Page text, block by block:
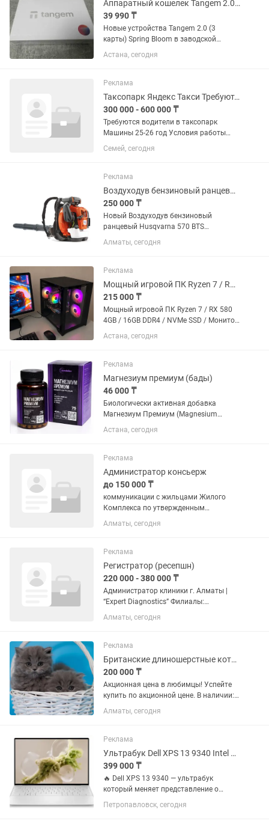
Аппаратный кошелек Tangem 2.0 (3 карты) Spring Bloom
39 990 ₸
Новые устройства Tangem 2.0 (3
карты) Spring Bloom в заводской
пленке. Tangem 2.0 - новый
мультивалютный аппаратный кошелек
швейцарского производителя с
высочайшим уровнем...
Астана, сегодня
Реклама
Таксопарк Яндекс Такси Требуются Водители
300 000 - 600 000 ₸
Требуются водители в таксопарк
Машины 25-26 год Условия работы
день/ночь Бензин 50/50 Доход 50/50
Автомобили комфорт уровня от
Семей, сегодня
Реклама
Воздуходув бензиновый ранцевый Husqvarna 570 BTS
250 000 ₸
Новый Воздуходув бензиновый
ранцевый Husqvarna 570 BTS
Воздуходув бензиновый
ранцевый Husqvarna 570 BTS - -
коммерческого использования,
специально разработанный для...
Алматы, сегодня
Реклама
Мощный игровой ПК Ryzen 7 / RX 580 4GB / 16GB DDR4 / NVMe SSD / Монитор
215 000 ₸
Мощный игровой ПК Ryzen 7 / RX 580
4GB / 16GB DDR4 / NVMe SSD / Монитор
Продам мощный игровой компьютер
на 8 ядерном Ryzen 7 в комплекте с
современных игр, учебы,...
Астана, сегодня
Реклама
Магнезиум премиум (бады)
46 000 ₸
Биологически активная добавка
Магнезиум Премиум (Magnesium
Premium) Описание Magnesium
Premium Высокая концентрация
организма Magnesium Premium —
биологически...
Астана, сегодня
Реклама
Администратор консьерж
до 150 000 ₸
коммуникации с жильцами Жилого
Комплекса по утвержденным
стандартам и регламентам; встреча/
проводы/информирование жильцов
жильцов - бронирование мест, заказ...
Алматы, сегодня
Реклама
Регистратор (ресепшн)
220 000 - 380 000 ₸
Администратор клиники г. Алматы |
“Expert Diagnostics” Филиалы:
Жарокова 275А, Ауэзова 67,
Кожабекова 19 Обязанности: • Встреча
Консультирование по услугам...
Алматы, сегодня
Реклама
Британские длиношерстные котята
200 000 ₸
Акционная цена в любимцы! Успейте
купить по акционной цене. В наличии:
мальчик и девочка, возрастом 2
месяца, а также девочка-подросток 5
объявлении. Цена начинается от...
Алматы, сегодня
Реклама
Ультрабук Dell XPS 13 9340 Intel Core Ultra 7 (16core) 32GB 1TB Office 365
399 000 ₸
🔥 Dell XPS 13 9340 — ультрабук
который меняет представление о
ноутбуках Вы держите в руках один из
лучших ультрабуков планеты.
Петропавловск, сегодня